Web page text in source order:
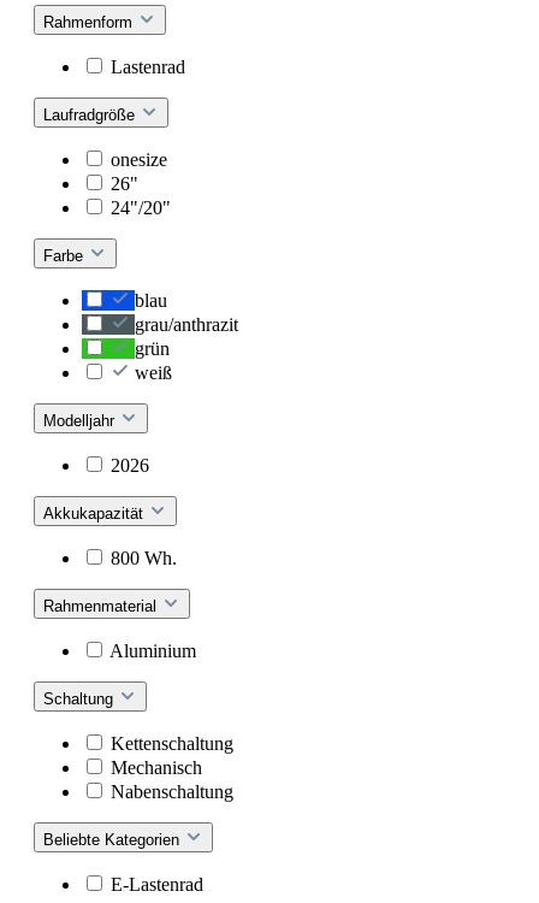
Rahmenform
Lastenrad
Laufradgröße
onesize
26"
24"/20"
Farbe
blau
grau/anthrazit
grün
weiß
Modelljahr
2026
Akkukapazität
800 Wh.
Rahmenmaterial
Aluminium
Schaltung
Kettenschaltung
Mechanisch
Nabenschaltung
Beliebte Kategorien
E-Lastenrad